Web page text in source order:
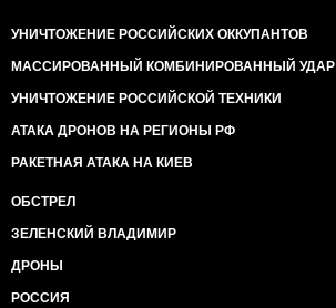
УНИЧТОЖЕНИЕ РОССИЙСКИХ ОККУПАНТОВ
МАССИРОВАННЫЙ КОМБИНИРОВАННЫЙ УДАР
УНИЧТОЖЕНИЕ РОССИЙСКОЙ ТЕХНИКИ
АТАКА ДРОНОВ НА РЕГИОНЫ РФ
РАКЕТНАЯ АТАКА НА КИЕВ
ОБСТРЕЛ
ЗЕЛЕНСКИЙ ВЛАДИМИР
ДРОНЫ
РОССИЯ